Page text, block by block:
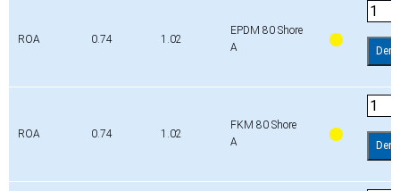
ROA 0.74 1.02
EPDM 80 Shore
A
ROA 0.74 1.02
FKM 80 Shore
A